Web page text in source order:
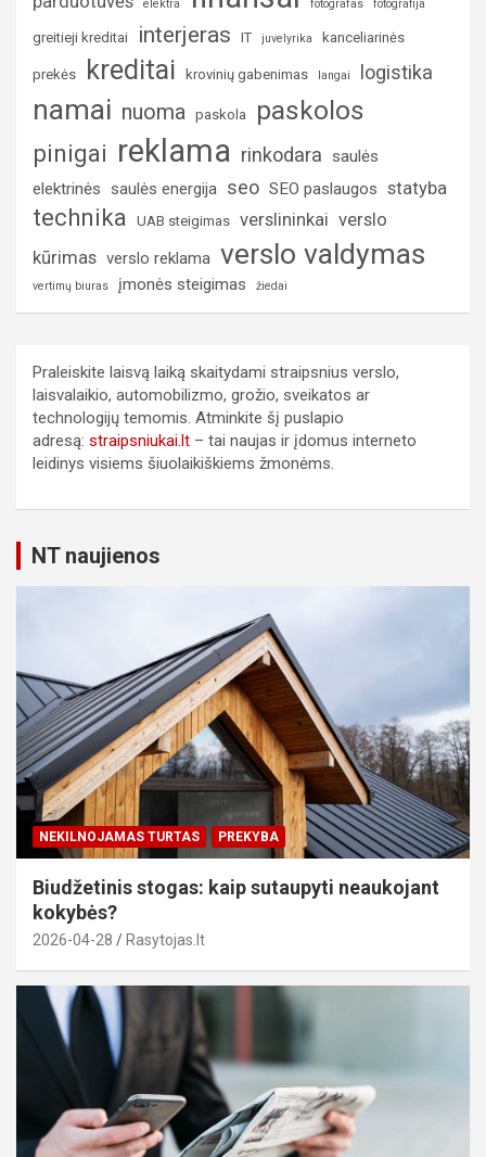
elektra fotografas fotografija
greitieji kreditai interjeras IT juvelyrika kanceliarinės
prekės kreditai krovinių gabenimas langai logistika
namai nuoma paskola paskolos
pinigai reklama rinkodara
saulės
elektrinės
saulės energija seo SEO paslaugos statyba
technika UAB steigimas verslininkai verslo
kūrimas verslo reklama verslo valdymas
vertimų biuras įmonės steigimas žiedai
Praleiskite laisvą laiką skaitydami straipsnius verslo,
laisvalaikio, automobilizmo, grožio, sveikatos ar
technologijų temomis. Atminkite šį puslapio
adresą: straipsniukai.lt – tai naujas ir įdomus interneto
leidinys visiems šiuolaikiškiems žmonėms.
NT naujienos
NEKILNOJAMAS TURTAS PREKYBA
Biudžetinis stogas: kaip sutaupyti neaukojant
kokybės?
2026-04-28 Rasytojas.lt